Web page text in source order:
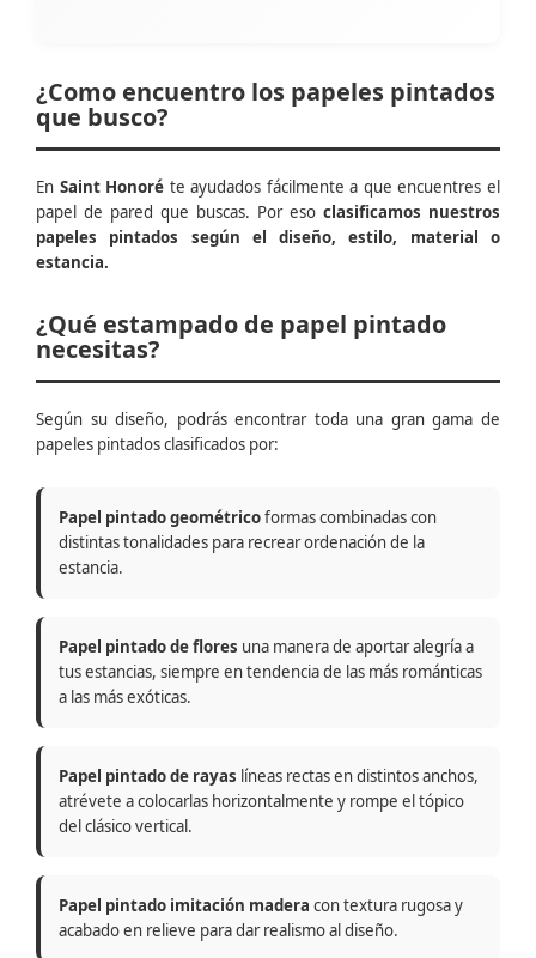
¿Como encuentro los papeles pintados
que busco?
En Saint Honoré te ayudados fácilmente a que encuentres el
papel de pared que buscas. Por eso clasificamos nuestros
papeles pintados según el diseño, estilo, material o
estancia.
¿Qué estampado de papel pintado
necesitas?
Según su diseño, podrás encontrar toda una gran gama de
papeles pintados clasificados por:
Papel pintado geométricoformas combinadas con
distintas tonalidades para recrear ordenación de la
estancia.
Papel pintado de flores una manera de aportar alegría a
tus estancias, siempre en tendencia de las más románticas
a las más exóticas.
Papel pintado de rayas líneas rectas en distintos anchos,
atrévete a colocarlas horizontalmente y rompe el tópico
del clásico vertical.
Papel pintado imitación madera con textura rugosa y
acabado en relieve para dar realismo al diseño.